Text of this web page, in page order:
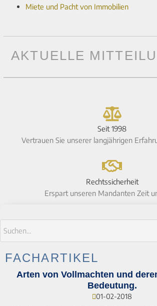
Miete und Pacht von Immobilien
AKTUELLE
Seit 1998
Vertrauen Sie unserer langjährigen
Rechtssicherheit
Erspart unseren Mandanten Zeit
FACHARTIKEL
Arten von Vollmachten und
Bedeutung.
01-02-2018